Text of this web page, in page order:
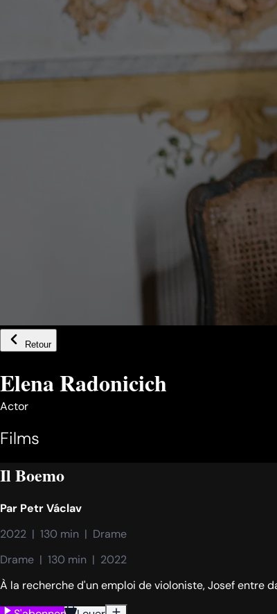
Retour
Elena Radonicich
Actor
Films
Il Boemo
Par Petr Václav
2022  |  130 min  |  Drame
Drame  |  130 min  |  2022
À la recherche d'un emploi de violoniste, Josef entre